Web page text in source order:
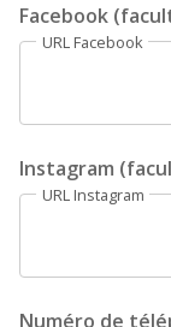
Facebook
URL Facebook
Instagram
URL Instagram
Numéro de